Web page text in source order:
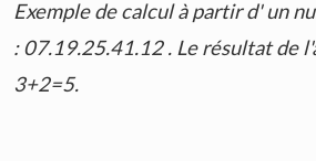
Exemple de calcul à partir d' un
: 07.19.25.41.12 . Le résultat de
3+2=5.